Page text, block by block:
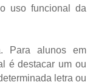
uso funcional da
Para alunos em
é destacar um ou
letra ou